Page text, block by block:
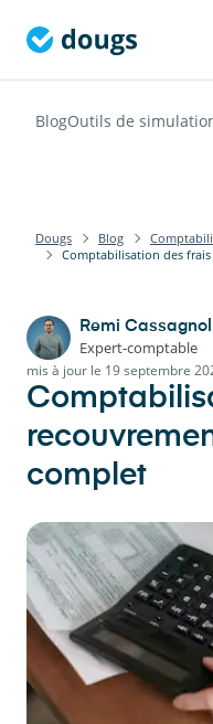
BlogOutils de
Dougs Blog
Comptabilisation des
Remi
Expert-comptable
mis à jour le 19 septembre
complet